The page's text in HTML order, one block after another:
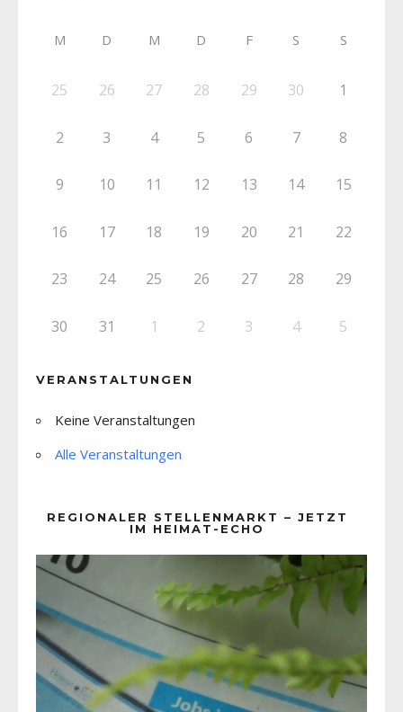
M D M D F S S
25 26 27 28 29 30 1
2 3 4 5 6 7 8
9 10 11 12 13 14 15
16 17 18 19 20 21 22
23 24 25 26 27 28 29
30 31 1 2 3 4 5
VERANSTALTUNGEN
Keine Veranstaltungen
Alle Veranstaltungen
REGIONALER STELLENMARKT – JETZT
IM HEIMAT-ECHO
Player